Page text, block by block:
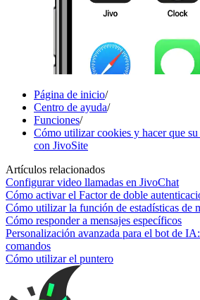
Página de inicio/
Centro de ayuda/
Funciones/
Cómo utilizar cookies y hacer que
con JivoSite
Artículos relacionados
Configurar video llamadas en JivoChat
Cómo activar el Factor de doble
Cómo utilizar la función de estadísticas de
Cómo responder a mensajes específicos
Personalización avanzada para el bot de
comandos
Cómo utilizar el puntero